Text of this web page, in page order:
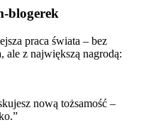
blogerek
praca świata – bez
ale z największą nagrodą:
nową tożsamość –